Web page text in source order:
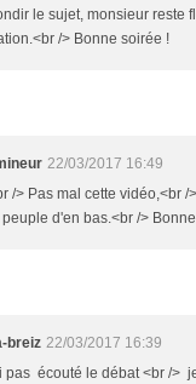
le sujet, monsieur reste
/> Bonne soirée !
22/03/2017 16:49
/> Pas mal cette vidéo,<br /
d'en bas.<br />
breiz 22/03/2017 16:39
pas écouté le débat <br />